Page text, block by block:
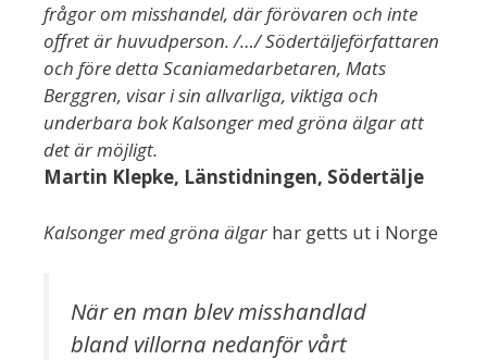
frågor om misshandel, där förövaren och inte
offret är huvudperson. /…/ Södertäljeförfattaren
och före detta Scaniamedarbetaren, Mats
Berggren, visar i sin allvarliga, viktiga och
underbara bok Kalsonger med gröna älgar att
det är möjligt.
Martin Klepke, Länstidningen, Södertälje
Kalsonger med gröna älgar har getts ut i Norge
När en man blev misshandlad
bland villorna nedanför vårt